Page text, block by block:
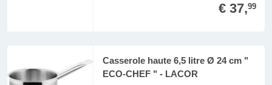
€ 37,99
Casserole haute 6,5 litre Ø 24 cm "
ECO-CHEF " - LACOR